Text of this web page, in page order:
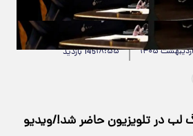
مدت زمان ویدیو: 00:05:48
۱۸:۵۵145 بازدید
لب در تلویزیون حاضر شد!/ویدیو